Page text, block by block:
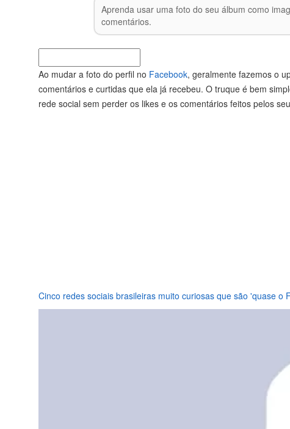
Aprenda usar uma foto do seu álbum como
comentários.
Ao mudar a foto do perfil no Facebook, geralmente fazemos o
comentários e curtidas que ela já recebeu. O truque é bem
rede social sem perder os likes e os comentários feitos pelos
Cinco redes sociais brasileiras muito curiosas que são 'quase o